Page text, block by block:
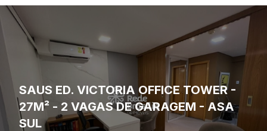
SAUS ED. VICTORIA OFFICE TOWER -
27M² - 2 VAGAS DE GARAGEM - ASA
SUL